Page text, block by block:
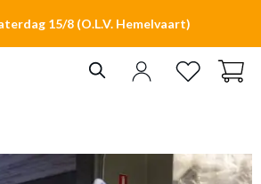
15/8 (O.L.V. Hemelvaart)